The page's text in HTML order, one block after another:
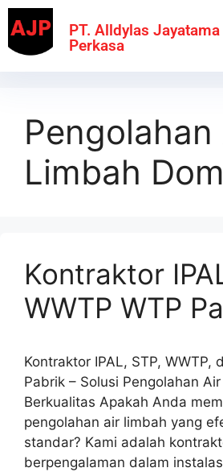
PT. Alldylas Jayatama
Perkasa
Pengolahan
Limbah
Kontraktor
WWTP WTP
Kontraktor IPAL, STP, WWTP,
Pabrik – Solusi Pengolahan
Berkualitas Apakah Anda
pengolahan air limbah yang
standar? Kami adalah
berpengalaman dalam